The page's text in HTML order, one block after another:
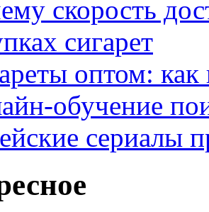
скорость
сигарет
оптом:
обучение
сериалы